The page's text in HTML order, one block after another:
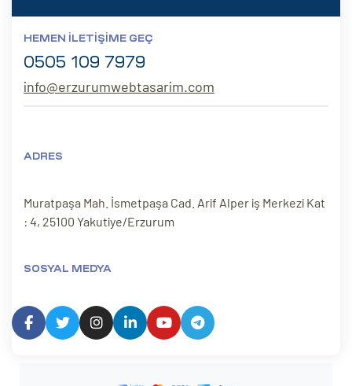
HEMEN İLETIŞIME GEÇ
0505 109 7979
info@erzurumwebtasarim.com
ADRES
Muratpaşa Mah. İsmetpaşa Cad. Arif Alper iş Merkezi Kat
: 4, 25100 Yakutiye/Erzurum
SOSYAL MEDYA